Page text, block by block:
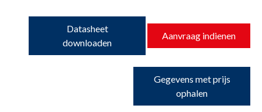
Datasheet
downloaden
Aanvraag indienen
Gegevens met prijs
ophalen